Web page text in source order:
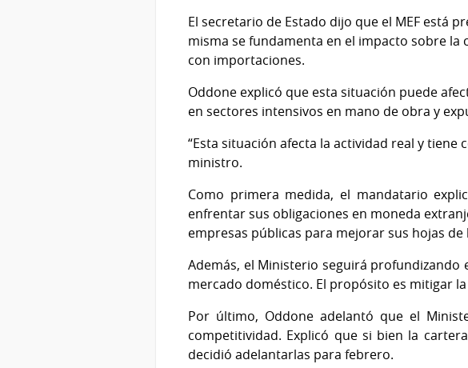
El secretario de Estado dijo que el MEF está
misma se fundamenta en el impacto sobre
con importaciones.
Oddone explicó que esta situación puede
en sectores intensivos en mano de obra y
“Esta situación afecta la actividad real y
ministro.
Como primera medida, el mandatario
enfrentar sus obligaciones en moneda
empresas públicas para mejorar sus hojas de
Además, el Ministerio seguirá
mercado doméstico. El propósito es mitigar
Por último, Oddone adelantó que el
competitividad. Explicó que si bien la
decidió adelantarlas para febrero.